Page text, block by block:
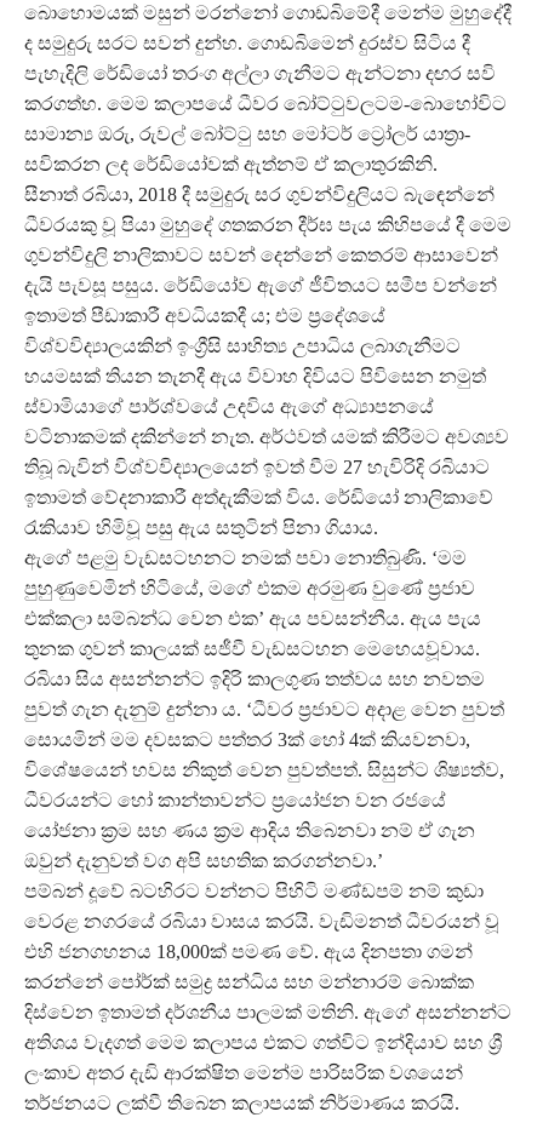
බොහොමයක් මසුන් මරන්නෝ ගොඩබිමේදී මෙන්ම මුහුදේදී
ද සමුදුරු සරට සවන් දුන්හ. ගොඩබිමෙන් දුරස්ව සිටිය දී
පැහැදිලි රේඩියෝ තරංග අල්ලා ගැනීමට ඇන්ටනා දඟර සවි
කරගත්හ. මෙම කලාපයේ ධීවර බෝට්ටුවලටම-බොහෝවිට
සාමාන්‍ය ඔරු, රුවල් බෝට්ටු සහ මෝටර් ට්‍රෝලර් යාත්‍රා-
සවිකරන ලද රේඩියෝවක් ඇත්නම් ඒ කලාතුරකිනි.
සීනාත් රබියා, 2018 දී සමුදුරු සර ගුවන්විදුලියට බැඳෙන්නේ
ධීවරයකු වූ පියා මුහුදේ ගතකරන දීර්ඝ පැය කිහිපයේ දී මෙම
ගුවන්විදුලි නාලිකාවට සවන් දෙන්නේ කෙතරම් ආසාවෙන්
දැයි පැවසූ පසුය. රේඩියෝව ඇගේ ජීවිතයට සමීප වන්නේ
ඉතාමත් පීඩාකාරී අවධියකදී ය; එම ප්‍රදේශයේ
විශ්වවිද්‍යාලයකින් ඉංග්‍රීසි සාහිත්‍ය උපාධිය ලබාගැනීමට
හයමසක් තියන තැනදී ඇය විවාහ දිවියට පිවිසෙන නමුත්
ස්වාමියාගේ පාර්ශ්වයේ උදවිය ඇගේ අධ්‍යාපනයේ
වටිනාකමක් දකින්නේ නැත. අර්ථවත් යමක් කිරීමට අවශ්‍යව
තිබූ බැවින් විශ්වවිද්‍යාලයෙන් ඉවත් වීම 27 හැවිරිදි රබියාට
ඉතාමත් වේදනාකාරී අත්දැකීමක් විය. රේඩියෝ නාලිකාවේ
රැකියාව හිමිවූ පසු ඇය සතුටින් පිනා ගියාය.
ඇගේ පළමු වැඩසටහනට නමක් පවා නොතිබුණි. ‘මම
පුහුණුවෙමින් හිටියේ, මගේ එකම අරමුණ වුණේ ප්‍රජාව
එක්කලා සම්බන්ධ වෙන එක’ ඇය පවසන්නීය. ඇය පැය
තුනක ගුවන් කාලයක් සජීවී වැඩසටහන මෙහෙයවූවාය.
රබියා සිය අසන්නන්ට ඉදිරි කාලගුණ තත්වය සහ නවතම
පුවත් ගැන දැනුම් දුන්නා ය. ‘ධීවර ප්‍රජාවට අදාළ වෙන පුවත්
සොයමින් මම දවසකට පත්තර 3ක් හෝ 4ක් කියවනවා,
විශේෂයෙන් හවස නිකුත් වෙන පුවත්පත්. සිසුන්ට ශිෂ්‍යත්ව,
ධීවරයන්ට හෝ කාන්තාවන්ට ප්‍රයෝජන වන රජයේ
යෝජනා ක්‍රම සහ ණය ක්‍රම ආදිය තිබෙනවා නම් ඒ ගැන
ඔවුන් දැනුවත් වග අපි සහතික කරගන්නවා.’
පම්බන් දූවේ බටහිරට වන්නට පිහිටි මණ්ඩපම් නම් කුඩා
වෙරළ නගරයේ රබියා වාසය කරයි. වැඩිමනත් ධීවරයන් වූ
එහි ජනගහනය 18,000ක් පමණ වේ. ඇය දිනපතා ගමන්
කරන්නේ පෝර්ක් සමුද්‍ර සන්ධිය සහ මන්නාරම් බොක්ක
දිස්වෙන ඉතාමත් දර්ශනීය පාලමක් මතිනි. ඇගේ අසන්නන්ට
අතිශය වැදගත් මෙම කලාපය එකට ගත්විට ඉන්දියාව සහ ශ්‍රී
ලංකාව අතර දැඩි ආරක්ෂිත මෙන්ම පාරිසරික වශයෙන්
තර්ජනයට ලක්වී තිබෙන කලාපයක් නිර්මාණය කරයි.